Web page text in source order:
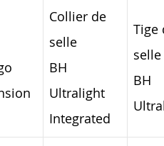
Collier de
selle
BH
Ultralight
Integrated
Tige
selle
BH